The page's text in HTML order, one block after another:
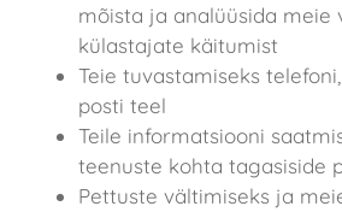
mõista ja analüüsida meie
külastajate käitumist
Teie tuvastamiseks
posti teel
Teile informatsiooni
teenuste kohta tagasiside
Pettuste vältimiseks ja